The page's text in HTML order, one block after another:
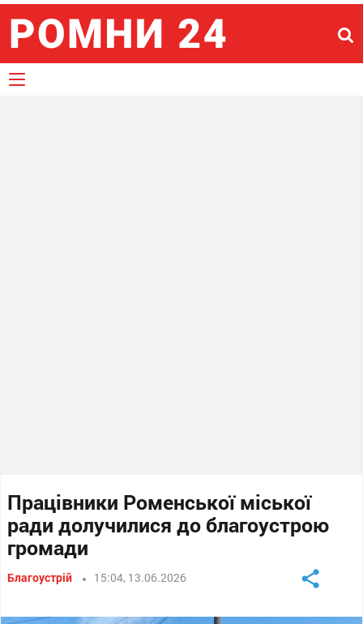
Працівники Роменської міської
ради долучилися до благоустрою
громади
Благоустрій 15:04, 13.06.2026